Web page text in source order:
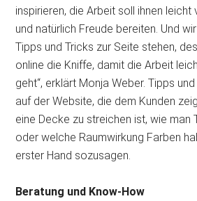
inspirieren, die Arbeit soll ihnen leicht
und natürlich Freude bereiten. Und
Tipps und Tricks zur Seite stehen,
online die Kniffe, damit die Arbeit
geht“, erklärt Monja Weber. Tipps
auf der Website, die dem Kunden
eine Decke zu streichen ist, wie man
oder welche Raumwirkung Farben
erster Hand sozusagen.
Beratung und Know-How